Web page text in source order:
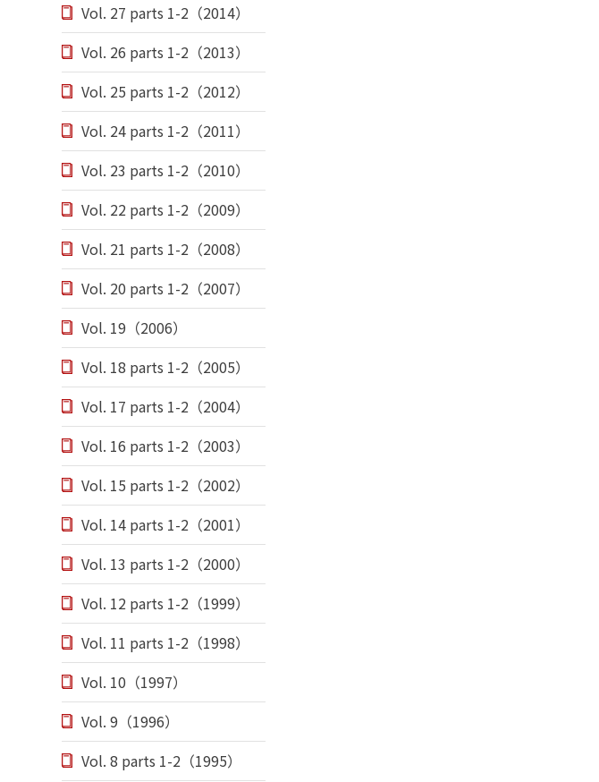
Vol. 27 parts 1-2（2014）
Vol. 26 parts 1-2（2013）
Vol. 25 parts 1-2（2012）
Vol. 24 parts 1-2（2011）
Vol. 23 parts 1-2（2010）
Vol. 22 parts 1-2（2009）
Vol. 21 parts 1-2（2008）
Vol. 20 parts 1-2（2007）
Vol. 19（2006）
Vol. 18 parts 1-2（2005）
Vol. 17 parts 1-2（2004）
Vol. 16 parts 1-2（2003）
Vol. 15 parts 1-2（2002）
Vol. 14 parts 1-2（2001）
Vol. 13 parts 1-2（2000）
Vol. 12 parts 1-2（1999）
Vol. 11 parts 1-2（1998）
Vol. 10（1997）
Vol. 9（1996）
Vol. 8 parts 1-2（1995）